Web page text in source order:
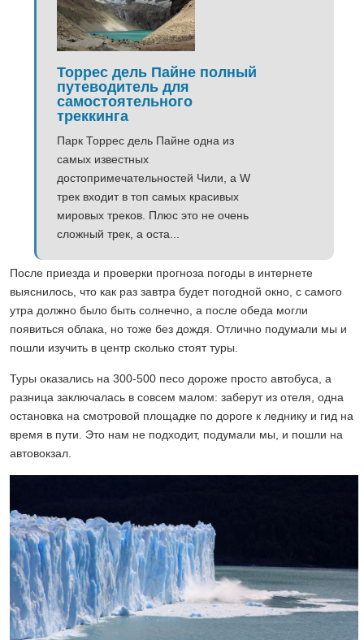
Торрес дель Пайне полный
путеводитель для
самостоятельного
треккинга
Парк Торрес дель Пайне одна из
самых известных
достопримечательностей Чили, а W
трек входит в топ самых красивых
мировых треков. Плюс это не очень
сложный трек, а оста...
После приезда и проверки прогноза погоды в интернете
выяснилось, что как раз завтра будет погодной окно, с самого
утра должно было быть солнечно, а после обеда могли
появиться облака, но тоже без дождя. Отлично подумали мы и
пошли изучить в центр сколько стоят туры.
Туры оказались на 300-500 песо дороже просто автобуса, а
разница заключалась в совсем малом: заберут из отеля, одна
остановка на смотровой площадке по дороге к леднику и гид на
время в пути. Это нам не подходит, подумали мы, и пошли на
автовокзал.